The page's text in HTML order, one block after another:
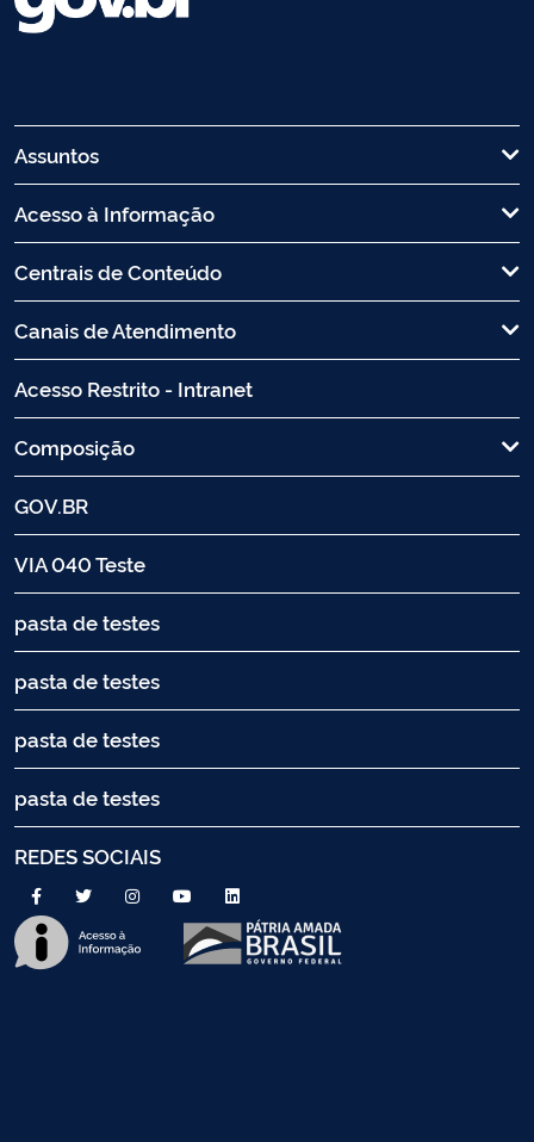
Assuntos
Acesso à Informação
Centrais de Conteúdo
Canais de Atendimento
Acesso Restrito - Intranet
Composição
GOV.BR
VIA 040 Teste
pasta de testes
pasta de testes
pasta de testes
pasta de testes
REDES SOCIAIS